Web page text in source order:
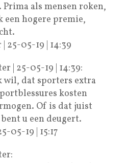
als mensen roken,
een hogere premie,
25-05-19 | 14:39
| 25-05-19 | 14:39:
wil, dat sporters extra
kosten
Of is dat juist
bent u een deugert.
05-19 | 15:17